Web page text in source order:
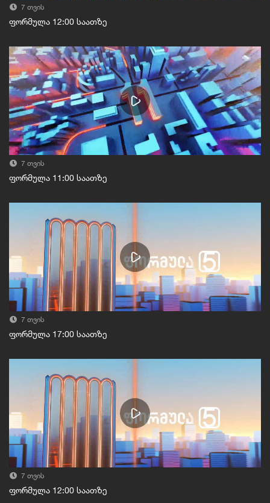
7 თვის
ფორმულა 12:00 საათზე
7 თვის
ფორმულა 11:00 საათზე
7 თვის
ფორმულა 17:00 საათზე
7 თვის
ფორმულა 12:00 საათზე